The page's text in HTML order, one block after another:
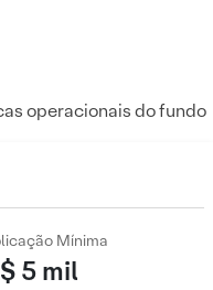
operacionais do fundo
Mínima
5 mil